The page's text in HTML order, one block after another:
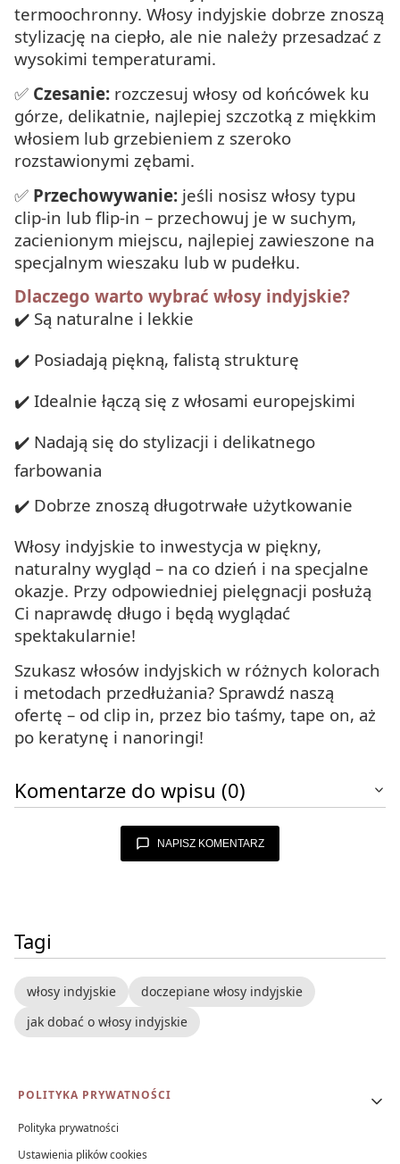
termoochronny. Włosy indyjskie dobrze znoszą
stylizację na ciepło, ale nie należy przesadzać z
wysokimi temperaturami.
✅ Czesanie: rozczesuj włosy od końcówek ku
górze, delikatnie, najlepiej szczotką z miękkim
włosiem lub grzebieniem z szeroko
rozstawionymi zębami.
✅ Przechowywanie: jeśli nosisz włosy typu
clip-in lub flip-in – przechowuj je w suchym,
zacienionym miejscu, najlepiej zawieszone na
specjalnym wieszaku lub w pudełku.
Dlaczego warto wybrać włosy indyjskie?
✔️ Są naturalne i lekkie
✔️ Posiadają piękną, falistą strukturę
✔️ Idealnie łączą się z włosami europejskimi
✔️ Nadają się do stylizacji i delikatnego
farbowania
✔️ Dobrze znoszą długotrwałe użytkowanie
Włosy indyjskie to inwestycja w piękny,
naturalny wygląd – na co dzień i na specjalne
okazje. Przy odpowiedniej pielęgnacji posłużą
Ci naprawdę długo i będą wyglądać
spektakularnie!
Szukasz włosów indyjskich w różnych kolorach
i metodach przedłużania? Sprawdź naszą
ofertę – od clip in, przez bio taśmy, tape on, aż
po keratynę i nanoringi!
Komentarze do wpisu (0)
NAPISZ KOMENTARZ
Tagi
włosy indyjskie
doczepiane włosy indyjskie
jak dobać o włosy indyjskie
Linki w stopce
POLITYKA PRYWATNOŚCI
Polityka prywatności
Ustawienia plików cookies